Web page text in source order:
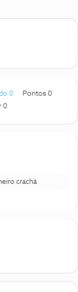
0
Pontos 0
0
crachá